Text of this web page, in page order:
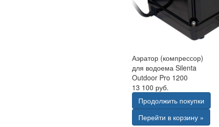
Аэратор (компрессор)
для водоема Silenta
Outdoor Pro 1200
13 100 руб.
Продолжить покупки
Перейти в корзину »